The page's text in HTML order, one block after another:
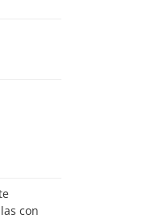
con